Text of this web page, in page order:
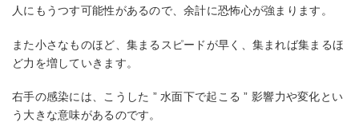
人にもうつす可能性があるので、余計に恐怖心が強まります。
また小さなものほど、集まるスピードが早く、集まれば集まるほ
ど力を増していきます。
右手の感染には、こうした ” 水面下で起こる ” 影響力や変化とい
う大きな意味があるのです。